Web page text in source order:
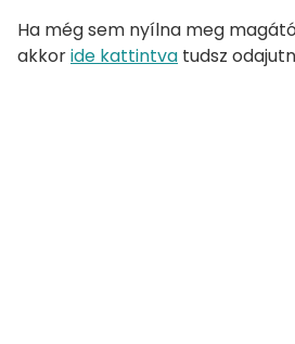
Ha még sem nyílna meg
akkoride kattintva tudsz